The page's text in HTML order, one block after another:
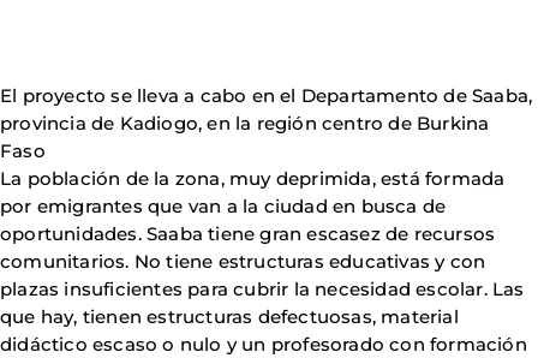
El proyecto se lleva a cabo en el Departamento de Saaba,
provincia de Kadiogo, en la región centro de Burkina
Faso
La población de la zona, muy deprimida, está formada
por emigrantes que van a la ciudad en busca de
oportunidades. Saaba tiene gran escasez de recursos
comunitarios. No tiene estructuras educativas y con
plazas insuficientes para cubrir la necesidad escolar. Las
que hay, tienen estructuras defectuosas, material
didáctico escaso o nulo y un profesorado con formación